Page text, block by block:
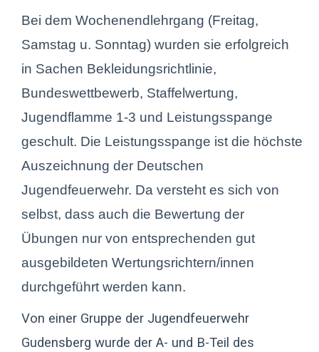
Bei dem Wochenendlehrgang (Freitag,
Samstag u. Sonntag) wurden sie erfolgreich
in Sachen Bekleidungsrichtlinie,
Bundeswettbewerb, Staffelwertung,
Jugendflamme 1-3 und Leistungsspange
geschult. Die Leistungsspange ist die höchste
Auszeichnung der Deutschen
Jugendfeuerwehr. Da versteht es sich von
selbst, dass auch die Bewertung der
Übungen nur von entsprechenden gut
ausgebildeten Wertungsrichtern/innen
durchgeführt werden kann.
Von einer Gruppe der Jugendfeuerwehr
Gudensberg wurde der A- und B-Teil des